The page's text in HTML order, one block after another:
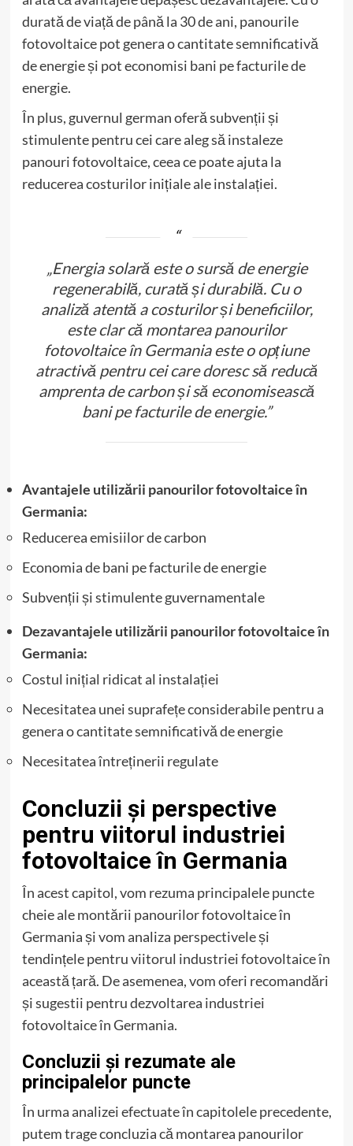
durată de viață de până la 30 de ani, panourile
fotovoltaice pot genera o cantitate semnificativă
de energie și pot economisi bani pe facturile de
energie.
În plus, guvernul german oferă subvenții și
stimulente pentru cei care aleg să instaleze
panouri fotovoltaice, ceea ce poate ajuta la
reducerea costurilor inițiale ale instalației.
„Energia solară este o sursă de energie
regenerabilă, curată și durabilă. Cu o
analiză atentă a costurilor și beneficiilor,
este clar că montarea panourilor
fotovoltaice în Germania este o opțiune
atractivă pentru cei care doresc să reducă
amprenta de carbon și să economisească
bani pe facturile de energie.”
Avantajele utilizării panourilor fotovoltaice în
Germania:
Reducerea emisiilor de carbon
Economia de bani pe facturile de energie
Subvenții și stimulente guvernamentale
Dezavantajele utilizării panourilor fotovoltaice în
Germania:
Costul inițial ridicat al instalației
Necesitatea unei suprafețe considerabile pentru a
genera o cantitate semnificativă de energie
Necesitatea întreținerii regulate
Concluzii și perspective
pentru viitorul industriei
fotovoltaice în Germania
În acest capitol, vom rezuma principalele puncte
cheie ale montării panourilor fotovoltaice în
Germania și vom analiza perspectivele și
tendințele pentru viitorul industriei fotovoltaice în
această țară. De asemenea, vom oferi recomandări
și sugestii pentru dezvoltarea industriei
fotovoltaice în Germania.
Concluzii și rezumate ale
principalelor puncte
În urma analizei efectuate în capitolele precedente,
putem trage concluzia că montarea panourilor